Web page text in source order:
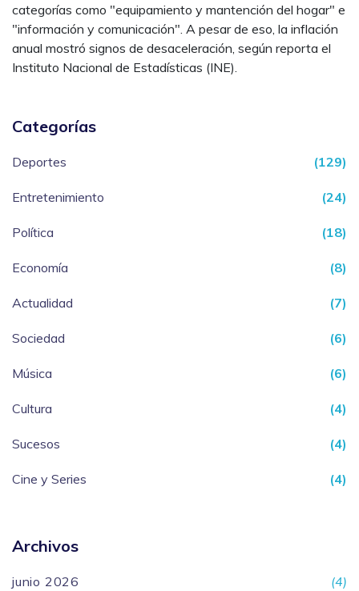
categorías como "equipamiento y mantención del hogar" e
"información y comunicación". A pesar de eso, la inflación
anual mostró signos de desaceleración, según reporta el
Instituto Nacional de Estadísticas (INE).
Categorías
Deportes (129)
Entretenimiento (24)
Política (18)
Economía (8)
Actualidad (7)
Sociedad (6)
Música (6)
Cultura (4)
Sucesos (4)
Cine y Series (4)
Archivos
junio 2026 (4)